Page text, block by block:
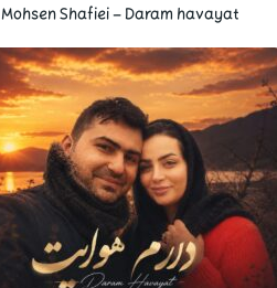
Mohsen Shafiei – Daram havayat